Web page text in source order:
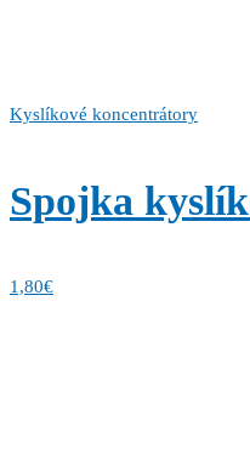
Kyslíkové koncentrátory
Spojka
1,80€